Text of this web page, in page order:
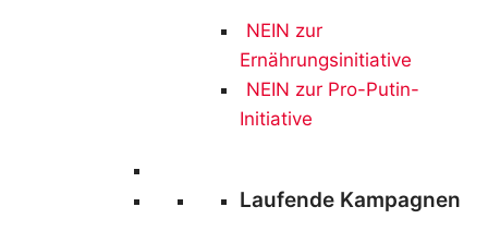
NEIN zur
Ernährungsinitiative
NEIN zur Pro-Putin-
Initiative
Laufende Kampagnen